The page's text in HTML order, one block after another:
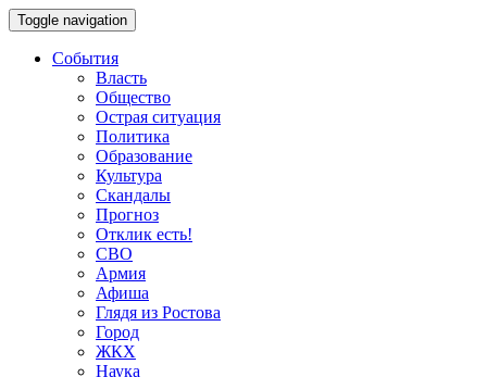
Toggle navigation
События
Власть
Общество
Острая ситуация
Политика
Образование
Культура
Скандалы
Прогноз
Отклик есть!
СВО
Армия
Афиша
Глядя из Ростова
Город
ЖКХ
Наука